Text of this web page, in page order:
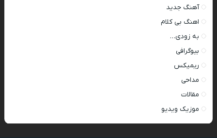
آهنگ جدید
اهنگ بی کلام
به زودی…
بیوگرافی
ریمیکس
مداحی
مقالات
موزیک ویدیو